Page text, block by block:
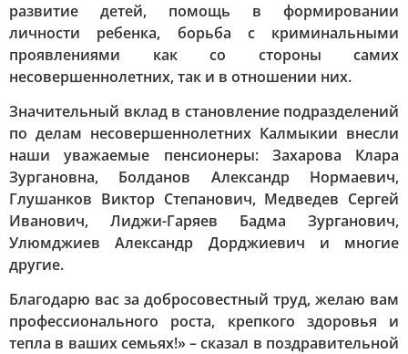
развитие детей, помощь в формировании
личности ребенка, борьба с криминальными
проявлениями как со стороны самих
несовершеннолетних, так и в отношении них.
Значительный вклад в становление подразделений
по делам несовершеннолетних Калмыкии внесли
наши уважаемые пенсионеры: Захарова Клара
Зургановна, Болданов Александр Нормаевич,
Глушанков Виктор Степанович, Медведев Сергей
Иванович, Лиджи-Гаряев Бадма Зурганович,
Улюмджиев Александр Дорджиевич и многие
другие.
Благодарю вас за добросовестный труд, желаю вам
профессионального роста, крепкого здоровья и
тепла в ваших семьях!» – сказал в поздравительной